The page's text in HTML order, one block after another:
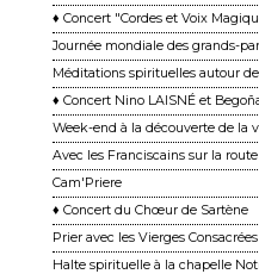
♦ Concert "Cordes et Voix
Journée mondiale des grands-
Méditations spirituelles autour
♦ Concert Nino LAISNÉ et
Week-end à la découverte de la
Avec les Franciscains sur la route
Cam'Priere
♦ Concert du Chœur de Sartène
Prier avec les Vierges
Halte spirituelle à la chapelle